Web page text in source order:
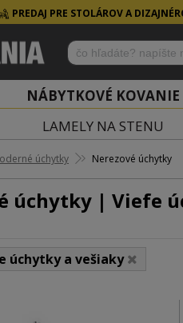
PREDAJ PRE STOLÁROV A
NÁBYTKOVÉ KOVANIE
LAMELY NA STENU
úchytky Nerezové úchytky
úchytky | Viefe
úchytky a vešiaky